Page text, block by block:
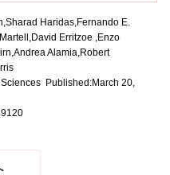
Haridas,Fernando E.
Erritzoe ,Enzo
Alamia,Robert
Published:March 20,